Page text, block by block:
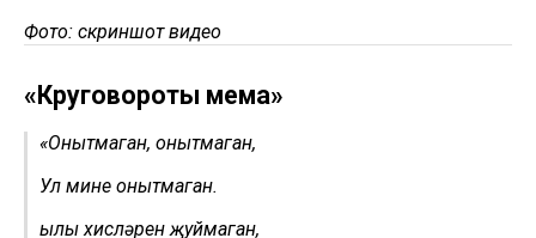
Фото: скриншот видео
«Круговороты мема»
«Онытмаган, онытмаган,
Ул мине онытмаган.
Җылы хисләрен җуймаган,